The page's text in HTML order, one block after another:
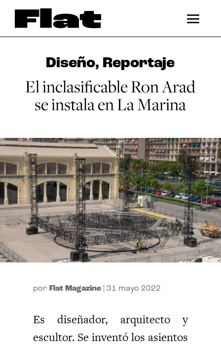
Diseño, Reportaje
El inclasificable Ron Arad
se instala en La Marina
por Flat Magazine |31 mayo 2022
Es diseñador, arquitecto y
escultor. Se inventó los asientos